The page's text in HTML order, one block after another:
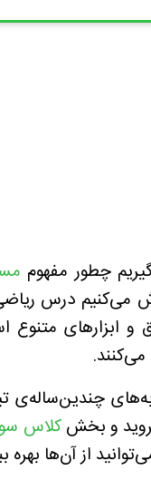
چطور مفهوم
می‌کنیم درس
و ابزارهای متنوع
چندین‌ساله‌ی
و بخشکلاس
از آن‌ها بهره